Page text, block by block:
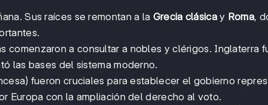
Sus raíces se remontan a la Grecia clásicay Roma,
comenzaron a consultar a nobles y clérigos. Inglaterra
las bases del sistema moderno.
fueron cruciales para establecer el gobierno
Europa con la ampliación del derecho al voto.